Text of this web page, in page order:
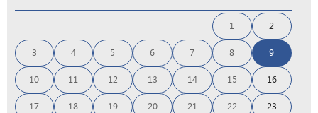
1 2
3 4 5 6 7 8 9
10 11 12 13 14 15 16
17 18 19 20 21 22 23